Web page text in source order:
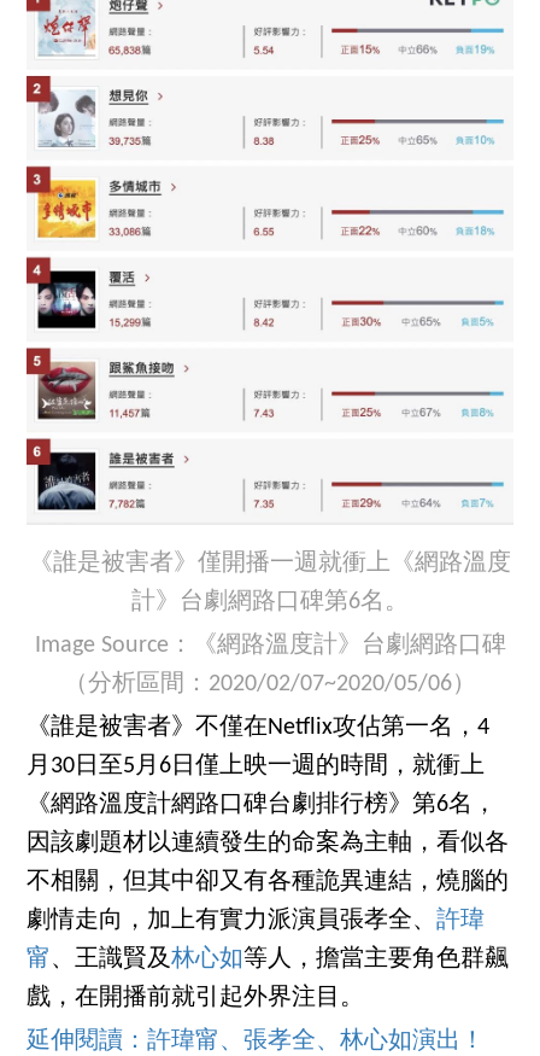
《誰是被害者》僅開播一週就衝上《網路溫度
計》台劇網路口碑第6名。
Image Source：《網路溫度計》台劇網路口碑
（分析區間：2020/02/07~2020/05/06）
《誰是被害者》不僅在Netflix攻佔第一名，4
月30日至5月6日僅上映一週的時間，就衝上
《網路溫度計網路口碑台劇排行榜》第6名，
因該劇題材以連續發生的命案為主軸，看似各
不相關，但其中卻又有各種詭異連結，燒腦的
劇情走向，加上有實力派演員張孝全、許瑋
甯 、王識賢及林心如等人，擔當主要角色群飆
戲，在開播前就引起外界注目。
延伸閱讀：許瑋甯、張孝全、林心如演出！